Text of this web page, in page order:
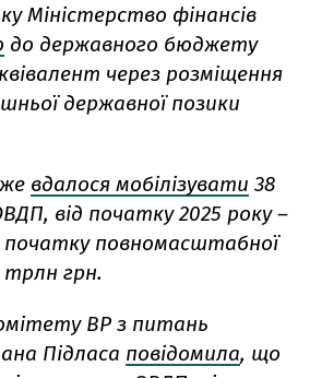
Міністерство фінансів
до державного бюджету
через розміщення
державної позики
вдалося мобілізувати 38
від початку 2025 року –
початку повномасштабної
трлн грн.
ВР з питань
Підласа повідомила, що